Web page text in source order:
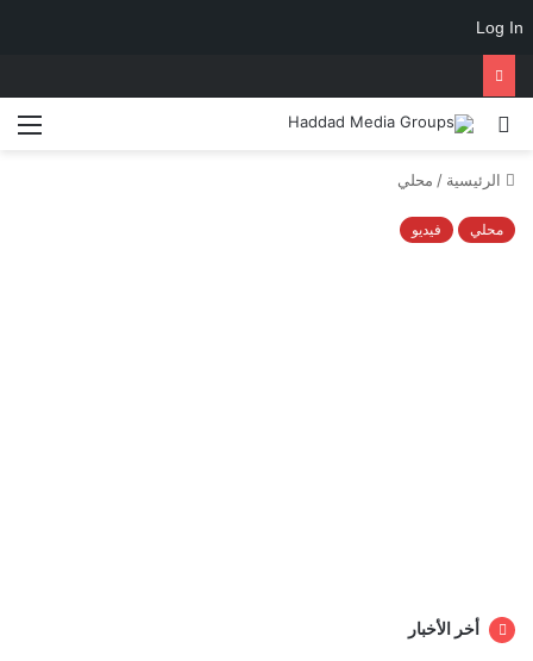
Log In
الرئيسية / محلي
محلي فيديو
أخر الأخبار